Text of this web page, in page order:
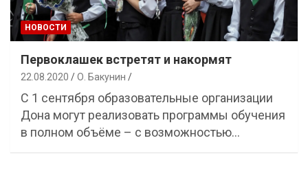
НОВОСТИ
Первоклашек встретят и накормят
22.08.2020 О. Бакунин
С 1 сентября образовательные организации
Дона могут реализовать программы обучения
в полном объёме – с возможностью…